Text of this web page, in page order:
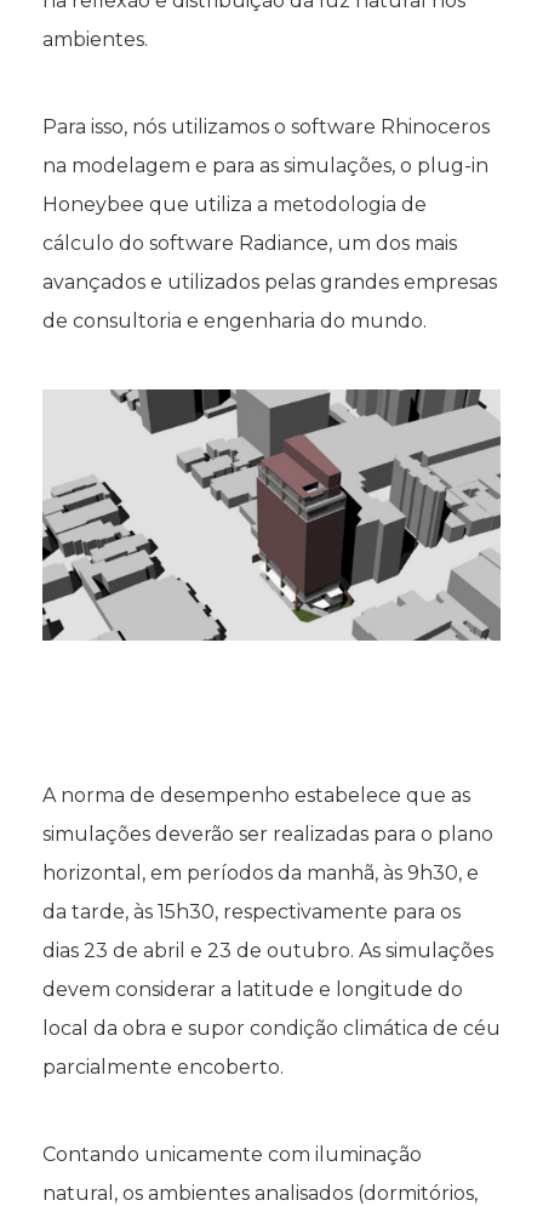
ambientes.
Para isso, nós utilizamos o software Rhinoceros
na modelagem e para as simulações, o plug-in
Honeybee que utiliza a metodologia de
cálculo do software Radiance, um dos mais
avançados e utilizados pelas grandes empresas
de consultoria e engenharia do mundo.
A norma de desempenho estabelece que as
simulações deverão ser realizadas para o plano
horizontal, em períodos da manhã, às 9h30, e
da tarde, às 15h30, respectivamente para os
dias 23 de abril e 23 de outubro. As simulações
devem considerar a latitude e longitude do
local da obra e supor condição climática de céu
parcialmente encoberto.
Contando unicamente com iluminação
natural, os ambientes analisados (dormitórios,